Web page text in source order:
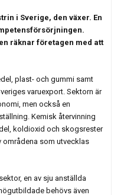
i Sverige, den växer. En
räknar företagen med att
plast- och gummi samt
varuexport. Sektorn är
men också en
Kemisk återvinning
koldioxid och skogsrester
områdena som utvecklas
en av sju anställda
behövs även